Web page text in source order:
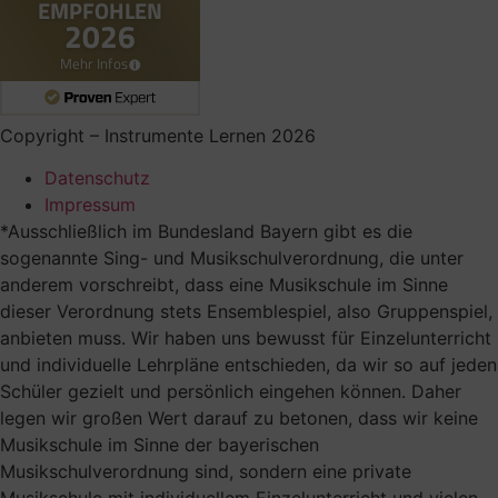
Copyright – Instrumente Lernen 2026
Datenschutz
Impressum
*Ausschließlich im Bundesland Bayern gibt es die
sogenannte Sing- und Musikschulverordnung, die unter
anderem vorschreibt, dass eine Musikschule im Sinne
dieser Verordnung stets Ensemblespiel, also Gruppenspiel,
anbieten muss. Wir haben uns bewusst für Einzelunterricht
und individuelle Lehrpläne entschieden, da wir so auf jeden
Schüler gezielt und persönlich eingehen können. Daher
legen wir großen Wert darauf zu betonen, dass wir keine
Musikschule im Sinne der bayerischen
Musikschulverordnung sind, sondern eine private